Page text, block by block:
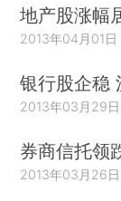
地产股涨幅
2013年04月01日
银行股企稳
2013年03月29日
券商信托领
2013年03月26日